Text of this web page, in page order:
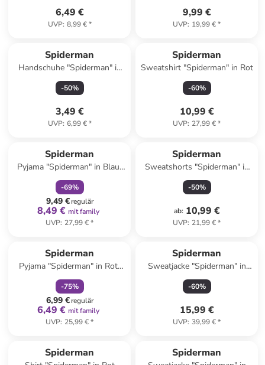
6,49 €
UVP: 8,99 €*
9,99 €
UVP: 19,99 €*
Spiderman
Handschuhe "Spiderman" in
Grau
-50%
3,49 €
UVP: 6,99 €*
Spiderman
Sweatshirt "Spiderman" in Rot
-60%
10,99 €
UVP: 27,99 €*
Spiderman
Pyjama "Spiderman" in Blau/
Bunt
-69%
9,49 €regulär
8,49 € mit family
UVP: 27,99 €*
Spiderman
Sweatshorts "Spiderman" in
Grau
-50%
ab: 10,99 €
UVP: 21,99 €*
Spiderman
Pyjama "Spiderman" in Rot/
Blau
-75%
6,99 €regulär
6,49 € mit family
UVP: 25,99 €*
Spiderman
Sweatjacke "Spiderman" in
Anthrazit
-60%
15,99 €
UVP: 39,99 €*
Spiderman Spiderman